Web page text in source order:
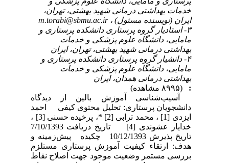
خدمات بهداشتی درمانی شهید بهشتی، تهران،
ایران (نویسنده مسئول) ، m.torabi@sbmu.ac.ir
۳- استادیار گروه پرستاری دانشکده پرستاری و
مامایی، دانشگاه علوم پزشکی و خدمات
بهداشتی درمانی شهید بهشتی، تهران، ایران
۴- دانشیار گروه پرستاری دانشکده پرستاری و
مامایی، دانشگاه علوم پزشکی و خدمات
بهداشتی درمانی همدان، ایران
آسیب‌شناسی آموزش بالین از دیدگاه
دانشجویان پرستاری: تحلیل محتوی کیفی احمد
ایزدی [1] ، محمد ترابی [2] *، پرخیده حسنی [3] ،
خدایار عشوندی [4] تاریخ دریافت 7/10/1393
تاریخ پذیرش 10/12/1393 چکیده پیش‌زمینه و
هدف: ارتقاء کیفیت آموزش پرستاری مستلزم
بررسی مستمر وضعیت موجود جهت اصلاح نقاط